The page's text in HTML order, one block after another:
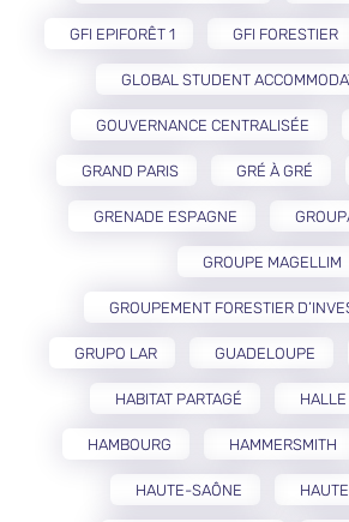
GFI EPIFORÊT 1 GFI FORESTIER
GLOBAL STUDENT
GOUVERNANCE CENTRALISÉE
GRAND PARIS GRÉ À GRÉ
GRENADE ESPAGNE
GROUPE MAGELLIM
GROUPEMENT FORESTIER
GRUPO LAR GUADELOUPE
HABITAT PARTAGÉ HALLE
HAMBOURG HAMMERSMITH
HAUTE-SAÔNE